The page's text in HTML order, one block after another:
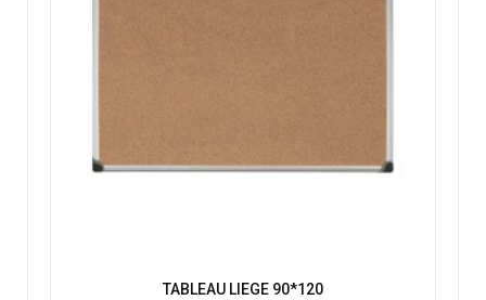
TABLEAU LIEGE 90*120